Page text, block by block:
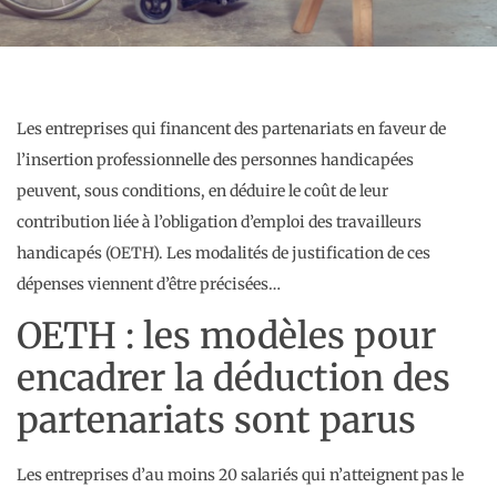
Les entreprises qui financent des partenariats en faveur de
l’insertion professionnelle des personnes handicapées
peuvent, sous conditions, en déduire le coût de leur
contribution liée à l’obligation d’emploi des travailleurs
handicapés (OETH). Les modalités de justification de ces
dépenses viennent d’être précisées…
OETH : les modèles pour
encadrer la déduction des
partenariats sont parus
Les entreprises d’au moins 20 salariés qui n’atteignent pas le